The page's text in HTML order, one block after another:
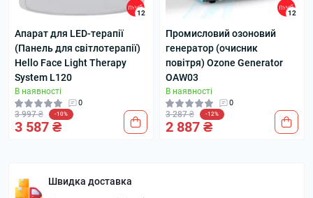
12
Апарат для LED-терапії
(Панель для світлотерапії)
Hello Face Light Therapy
System L120
В наявності
0
3 997 ₴ -10%
3 587 ₴
12
Промисловий озоновий
генератор (очисник
повітря) Ozone Generator
OAW03
В наявності
0
3 287 ₴ -12%
2 887 ₴
Швидка доставка